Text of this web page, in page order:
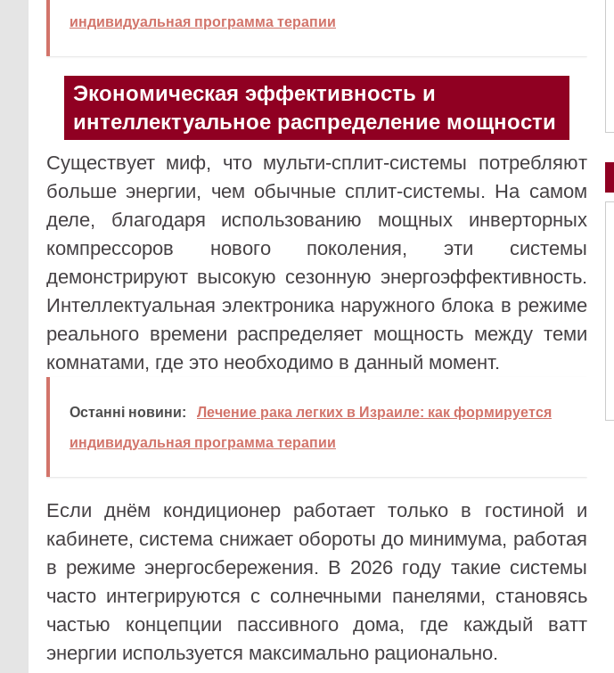
индивидуальная программа терапии
Экономическая эффективность и
интеллектуальное распределение мощности
Существует миф, что мульти-сплит-системы потребляют
больше энергии, чем обычные сплит-системы. На самом
деле, благодаря использованию мощных инверторных
компрессоров нового поколения, эти системы
демонстрируют высокую сезонную энергоэффективность.
Интеллектуальная электроника наружного блока в режиме
реального времени распределяет мощность между теми
комнатами, где это необходимо в данный момент.
Останні новини:
Лечение рака легких в Израиле: как формируется
индивидуальная программа терапии
Если днём кондиционер работает только в гостиной и
кабинете, система снижает обороты до минимума, работая
в режиме энергосбережения. В 2026 году такие системы
часто интегрируются с солнечными панелями, становясь
частью концепции пассивного дома, где каждый ватт
энергии используется максимально рационально.